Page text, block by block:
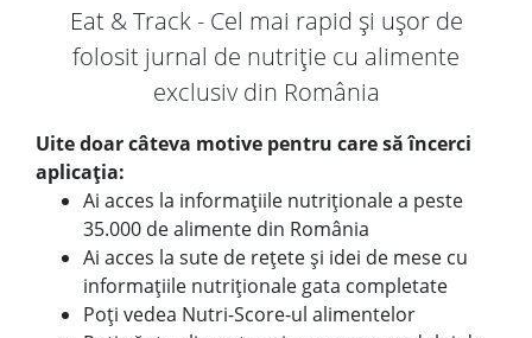
Eat & Track - Cel mai rapid și ușor de
folosit jurnal de nutriție cu alimente
exclusiv din România
Uite doar câteva motive pentru care să încerci
aplicația:
Ai acces la informațiile nutriționale a peste
35.000 de alimente din România
Ai acces la sute de rețete și idei de mese cu
informațiile nutriționale gata completate
Poți vedea Nutri-Score-ul alimentelor